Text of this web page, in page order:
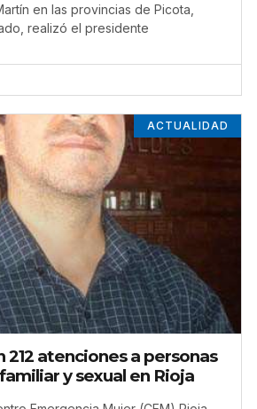
en las provincias de Picota,
realizó el presidente
ACTUALIDAD
212 atenciones a personas
y sexual en Rioja